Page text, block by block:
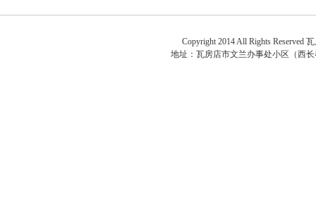
Copyright 2014 All Rights Reserved
地址： 瓦房店市文兰办事处小区（西